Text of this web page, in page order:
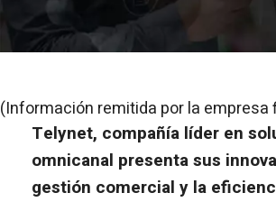
(Información remitida por la empresa
Telynet, compañía líder en
omnicanal presenta sus
gestión comercial y la